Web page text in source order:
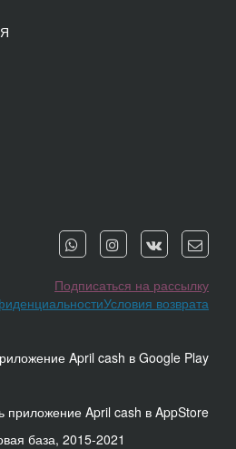
Подписаться на рассылку
Условия возврата
April cash в Google Play
приложение April cash в AppStore
база, 2015-2021